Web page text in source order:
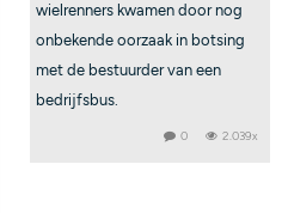
wielrenners kwamen door nog
onbekende oorzaak in botsing
met de bestuurder van een
bedrijfsbus.
0 2.039x